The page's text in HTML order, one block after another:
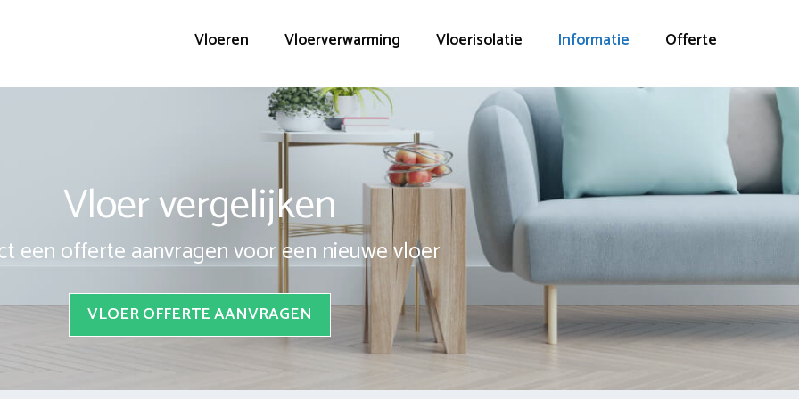
Vloeren Vloerverwarming Vloerisolatie Informatie Offerte
Vloer vergelijken
een offerte aanvragen voor een nieuwe vloer
VLOER OFFERTE AANVRAGEN